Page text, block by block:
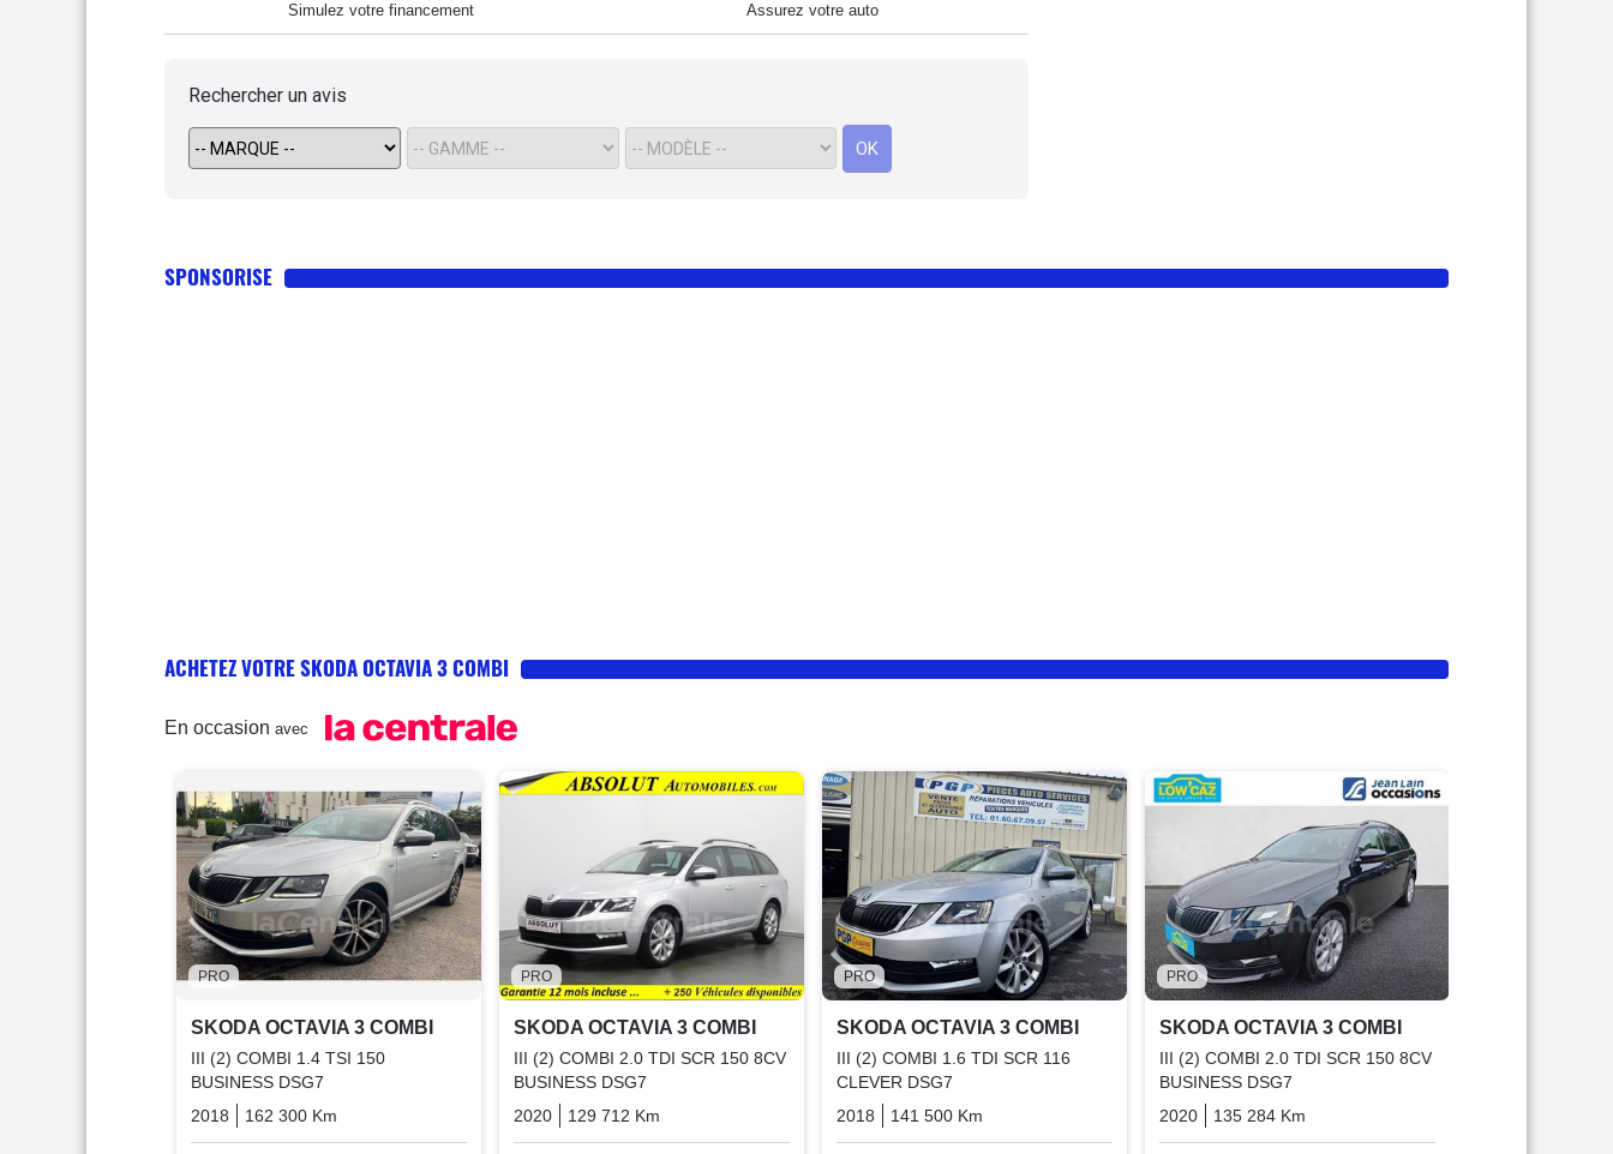
Simulez votre financement Assurez votre auto
Rechercher un avis
OK
SPONSORISE
ACHETEZ VOTRE SKODA OCTAVIA 3 COMBI
En occasion avec
PRO
SKODA OCTAVIA 3 COMBI
III (2) COMBI 1.4 TSI 150
BUSINESS DSG7
2018
162 300 Km Essence
PRO
SKODA OCTAVIA 3 COMBI
III (2) COMBI 2.0 TDI SCR 150 8CV
BUSINESS DSG7
2020
129 712 Km
PRO
SKODA OCTAVIA 3 COMBI
III (2) COMBI 1.6 TDI SCR 116
CLEVER DSG7
2018
141 500 Km
PRO
SKODA OCTAVIA 3 COMBI
III (2) COMBI 2.0 TDI SCR 150 8CV
BUSINESS DSG7
2020
135 284 Km